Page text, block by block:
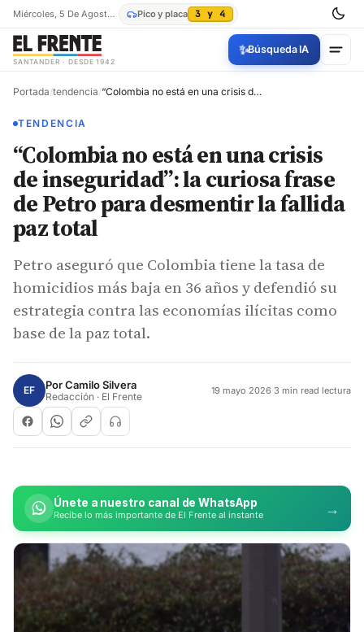
Miércoles, 5 De Agosto De 2026 Pico y placa 3 y 4
SANTANDER · DESDE 1942
✨Búsqueda IA
Portada/tendencia/ “Colombia no está en una crisis de inseguridad”: la curiosa frase de Petro para desmentir la fallida paz total
TENDENCIA
“Colombia no está en una crisis
de inseguridad”: la curiosa frase
de Petro para desmentir la fallida
paz total
Petro aseguró que Colombia tiene la tasa de
homicidios más baja en 36 años y defendió su
estrategia contra las economías ilícitas como
base de la paz total.
EF PorCamilo Silvera
Redacción · El Frente 19 mayo 2026·3 min read lectura
Únete a nuestro canal de WhatsApp
Recibe lo más importante de El Frente al instante →